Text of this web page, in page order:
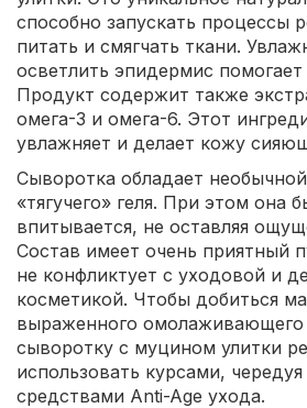
способно запускать процессы
питать и смягчать ткани.
осветлить эпидермис
Продукт содержит также
омега-3 и омега-6. Этот
увлажняет и делает кожу
Сыворотка обладает
«тягучего» геля. При этом она
впитывается, не оставляя
Состав имеет очень приятный
не конфликтует с уходовой и
косметикой. Чтобы добиться
выраженного омолаживающего
сыворотку с муцином улитки
использовать курсами,
средствами Anti-Age ухода.